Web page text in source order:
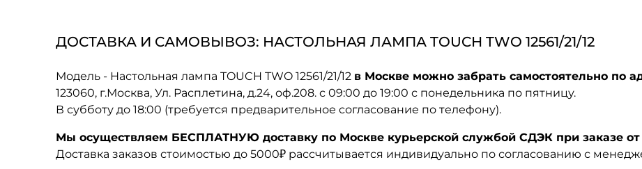
ДОСТАВКА И САМОВЫВОЗ: НАСТОЛЬНАЯ ЛАМПА TOUCH TWO 12561/21/12
Модель - Настольная лампа TOUCH TWO 12561/21/12 в Москве можно забрать самостоятельно по
123060, г.Москва, Ул. Расплетина, д.24, оф.208. с 09:00 до 19:00 с понедельника по пятницу.
В субботу до 18:00 (требуется предварительное согласование по телефону).
Мы осуществляем БЕСПЛАТНУЮ доставку по Москве курьерской службой СДЭК при заказе
Доставка заказов стоимостью до 5000₽ рассчитывается индивидуально по согласованию с